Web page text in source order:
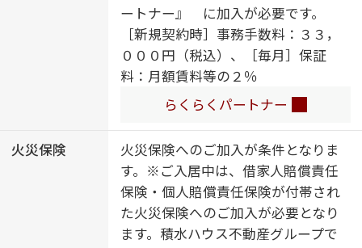
スコンロ／給湯器（追焚機能付）／
エコジョーズ／給湯箇所（浴室・台
所・洗面所）／バス・トイレ（セパ
レイト）／ユニットバス１３１８／
２４Ｈ換気システム／浴室乾燥機
面所独立／洗濯機置場（室内）／物
干し／室内物干し／トイレ（暖房洗
浄便座）／エアコン １台／クーラ
ースリーブ有／断熱複層ガラス／防
犯ガラス（合せガラス）／ＡＰ用フ
ートナー』 に加入が必要です。
［新規契約時］事務手数料：３３，
０００円（税込）、［毎月］保証
料：月額賃料等の２％
らくらくパートナー
火災保険
火災保険へのご加入が条件となりま
す。※ご入居中は、借家人賠償責任
保険・個人賠償責任保険が付帯され
た火災保険へのご加入が必要となり
ます。積水ハウス不動産グループで